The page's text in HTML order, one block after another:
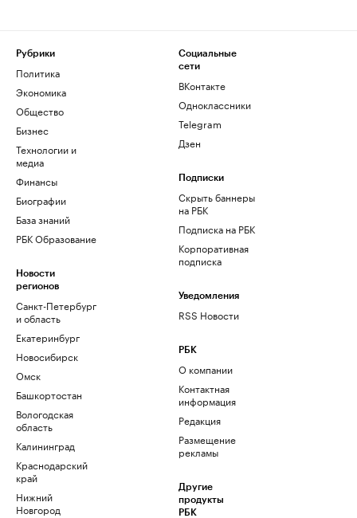
Рубрики
Политика
Экономика
Общество
Бизнес
Технологии и
медиа
Финансы
Биографии
База знаний
РБК Образование
Новости
регионов
Санкт-Петербург
и область
Екатеринбург
Новосибирск
Омск
Башкортостан
Вологодская
область
Калининград
Краснодарский
край
Нижний
Новгород
Социальные
сети
ВКонтакте
Одноклассники
Telegram
Дзен
Подписки
Скрыть баннеры
на РБК
Подписка на РБК
Корпоративная
подписка
Уведомления
RSS Новости
РБК
О компании
Контактная
информация
Редакция
Размещение
рекламы
Другие
продукты
РБК